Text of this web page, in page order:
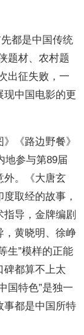
都是中国传统
题材、农村题
出征失败，一
现中国电影的更
《路边野餐》
地参与第89届
外。《大唐玄
取经的故事，
导，金牌编剧
，黄晓明、徐峥
生”模样的正能
碑都算不上太
国特色”是独一
事都是中国所特